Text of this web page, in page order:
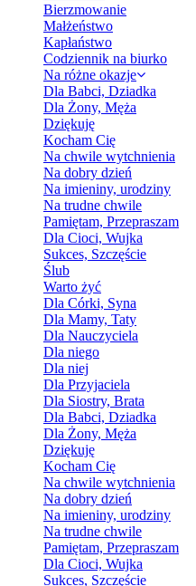
Bierzmowanie
Małżeństwo
Kapłaństwo
Codziennik na biurko
Na różne okazje
Dla Babci, Dziadka
Dla Żony, Męża
Dziękuję
Kocham Cię
Na chwile wytchnienia
Na dobry dzień
Na imieniny, urodziny
Na trudne chwile
Pamiętam, Przepraszam
Dla Cioci, Wujka
Sukces, Szczęście
Ślub
Warto żyć
Dla Córki, Syna
Dla Mamy, Taty
Dla Nauczyciela
Dla niego
Dla niej
Dla Przyjaciela
Dla Siostry, Brata
Dla Babci, Dziadka
Dla Żony, Męża
Dziękuję
Kocham Cię
Na chwile wytchnienia
Na dobry dzień
Na imieniny, urodziny
Na trudne chwile
Pamiętam, Przepraszam
Dla Cioci, Wujka
Sukces, Szczęście